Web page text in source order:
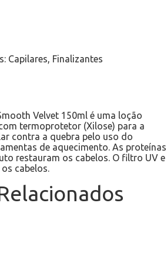
Capilares, Finalizantes
Velvet 150ml é uma loção
termoprotetor (Xilose) para a
contra a quebra pelo uso do
de aquecimento. As proteínas
restauram os cabelos. O filtro UV e
cabelos.